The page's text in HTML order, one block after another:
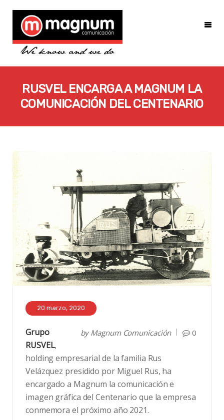
RUSVEL ENCARGA A MAGNUM LA
COMUNICACIÓN DEL CENTENARIO
20 marzo, 2020
byMagnum Comunicación 0
Grupo
RUSVEL,
holding empresarial de la familia Rus
Velázquez presidido por Miguel Rus, ha
encargado a Magnum la comunicación e
imagen gráfica del Centenario que la empresa
conmemora el próximo año 2021.